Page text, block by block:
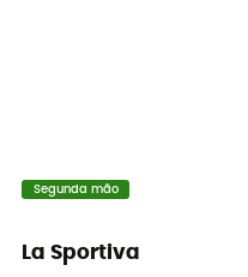
Segunda mão
La Sportiva